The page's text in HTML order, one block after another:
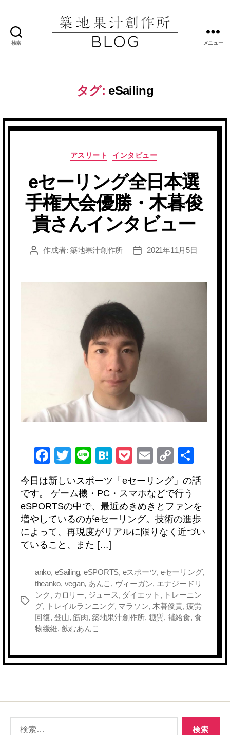
検索
汁
創
所
ブ
グ
メニュー
タグ: eSailing
カ
ゴ
リ
ー
アスリート インタビュー
eセーリング全日本選
手権大会優勝・木暮俊
貴さんインタビュー
投
作成者:築地果汁創作所
投
2021年11月5日
F
a
c
e
b
o
o
k
T
tt
er
Li
e
H
at
e
n
a
P
ck
et
E
ail
C
p
y
Li
n
有
今日は新しいスポーツ「eセーリング」の話
です。 ゲーム機・PC・スマホなどで行う
eSPORTSの中で、最近めきめきとファンを
増やしているのがeセーリング。技術の進歩
によって、再現度がリアルに限りなく近づい
ていること、また […]
タ
anko, eSailing, eSPORTS, eスポーツ, eセーリング,
theanko, vegan, あんこ , ヴィーガン, エナジードリ
ンク , カロリー, ジュース, ダイエット , トレーニン
グ, トレイルランニング, マラソン, 木暮俊貴,疲労
回復, 登山, 筋肉, 築地果汁創作所, 糖質, 補給食,食
物繊維, 飲むあんこ